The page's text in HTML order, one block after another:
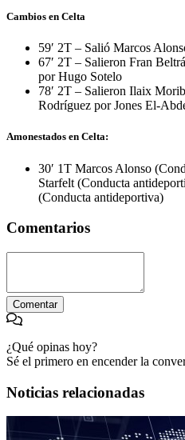
Cambios en Celta
59′ 2T – Salió Marcos
67′ 2T – Salieron Fran
por Hugo Sotelo
78′ 2T – Salieron Ilaix
Rodríguez por Jones El-
Amonestados en Celta:
30′ 1T Marcos Alonso
Starfelt (Conducta
(Conducta antideportiva)
Comentarios
Comentar
¿Qué opinas hoy?
Sé el primero en encender la
Noticias relacionadas